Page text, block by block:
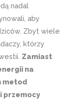
nadal
aby
Zbyt wiele
którzy
Zamiast
na
metod
przemocy